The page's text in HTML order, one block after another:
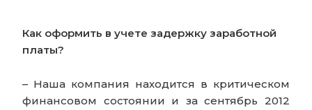
Как оформить в учете задержку заработной
платы?
– Наша компания находится в критическом
финансовом состоянии и за сентябрь 2012